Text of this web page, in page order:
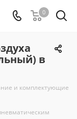
0
в
и комплектующие